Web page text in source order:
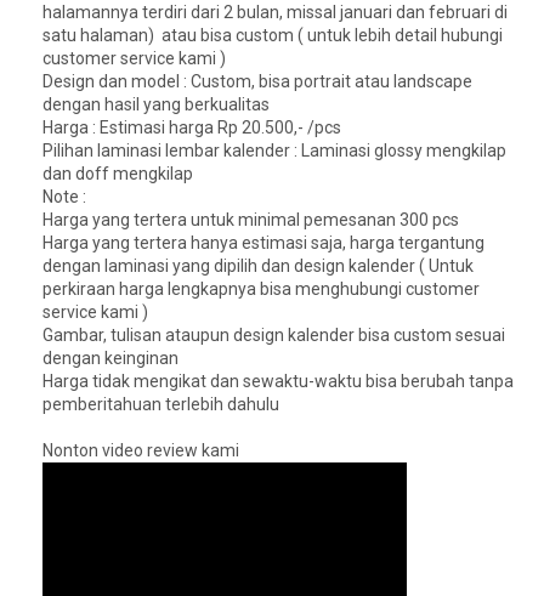
halamannya terdiri dari 2 bulan, missal januari dan februari di
satu halaman) atau bisa custom ( untuk lebih detail hubungi
customer service kami )
Design dan model : Custom, bisa portrait atau landscape
dengan hasil yang berkualitas
Harga : Estimasi harga Rp 20.500,- /pcs
Pilihan laminasi lembar kalender : Laminasi glossy mengkilap
dan doff mengkilap
Note :
Harga yang tertera untuk minimal pemesanan 300 pcs
Harga yang tertera hanya estimasi saja, harga tergantung
dengan laminasi yang dipilih dan design kalender ( Untuk
perkiraan harga lengkapnya bisa menghubungi customer
service kami )
Gambar, tulisan ataupun design kalender bisa custom sesuai
dengan keinginan
Harga tidak mengikat dan sewaktu-waktu bisa berubah tanpa
pemberitahuan terlebih dahulu
Nonton video review kami